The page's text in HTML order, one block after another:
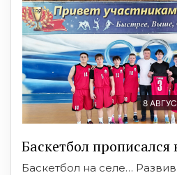
8
Баскетбол прописался
Баскетбол на селе…